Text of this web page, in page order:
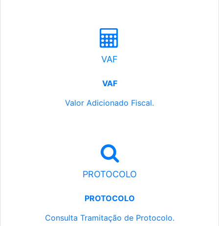
VAF
VAF
Valor Adicionado Fiscal.
PROTOCOLO
PROTOCOLO
Consulta Tramitação de Protocolo.